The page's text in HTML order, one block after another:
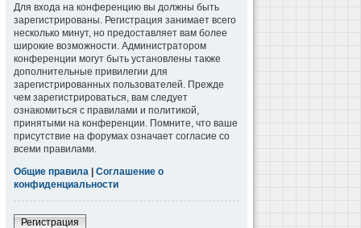
Для входа на конференцию вы должны быть
зарегистрированы. Регистрация занимает всего
несколько минут, но предоставляет вам более
широкие возможности. Администратором
конференции могут быть установлены также
дополнительные привилегии для
зарегистрированных пользователей. Прежде
чем зарегистрироваться, вам следует
ознакомиться с правилами и политикой,
принятыми на конференции. Помните, что ваше
присутствие на форумах означает согласие со
всеми правилами.
Общие правила | Соглашение о
конфиденциальности
Регистрация